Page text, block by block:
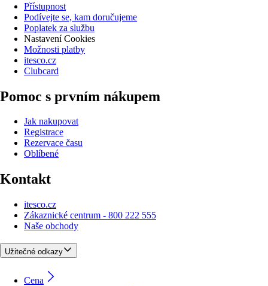
Přístupnost
Podívejte se, kam doručujeme
Poplatek za službu
Nastavení Cookies
Možnosti platby
itesco.cz
Clubcard
Pomoc s prvním nákupem
Jak nakupovat
Registrace
Rezervace času
Oblíbené
Kontakt
itesco.cz
Zákaznické centrum - 800 222 555
Naše obchody
Užitečné odkazy
Cena